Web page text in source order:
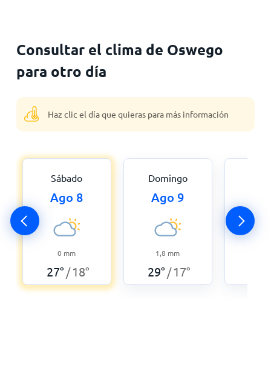
Consultar el clima de Oswego
para otro día
Haz clic el día que quieras para más información
Sábado
Ago 8
0 mm
27° /18°
Domingo
Ago 9
1,8 mm
29° /17°